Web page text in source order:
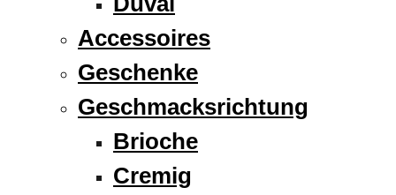
Accessoires
Geschenke
Geschmacksrichtung
Brioche
Cremig